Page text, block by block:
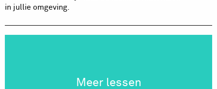
in jullie omgeving.
Meer lessen